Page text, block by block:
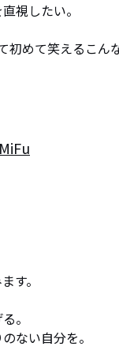
視したい。
初めて笑えるこん
MiFu
す。
。
ない自分を。